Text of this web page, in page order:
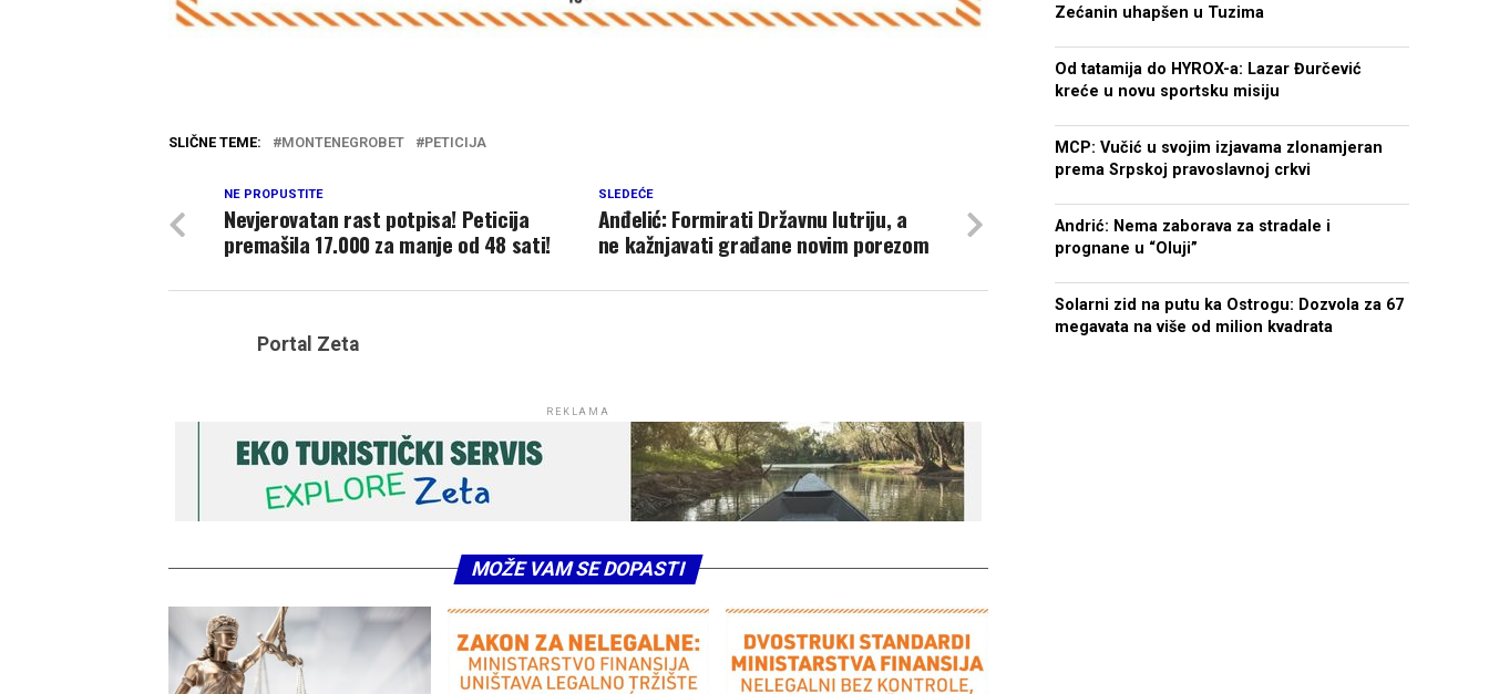
SLIČNE TEME: MONTENEGROBET PETICIJA
SLEDEĆE
Anđelić: Formirati Državnu lutriju, a
ne kažnjavati građane novim porezom
NE PROPUSTITE
Nevjerovatan rast potpisa! Peticija
premašila 17.000 za manje od 48 sati!
Portal Zeta
REKLAMA
MOŽE VAM SE DOPASTI
Zećanin uhapšen u Tuzima
Od tatamija do HYROX-a: Lazar Đurčević
kreće u novu sportsku misiju
MCP: Vučić u svojim izjavama zlonamjeran
prema Srpskoj pravoslavnoj crkvi
Andrić: Nema zaborava za stradale i
prognane u “Oluji”
Solarni zid na putu ka Ostrogu: Dozvola za 67
megavata na više od milion kvadrata